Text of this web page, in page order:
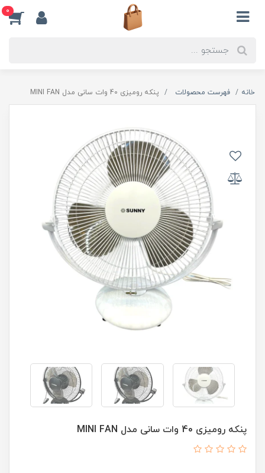
0
خانه فهرست محصولات پنکه رومیزی 40 وات سانی مدل MINI FAN
پنکه رومیزی 40 وات سانی مدل MINI FAN